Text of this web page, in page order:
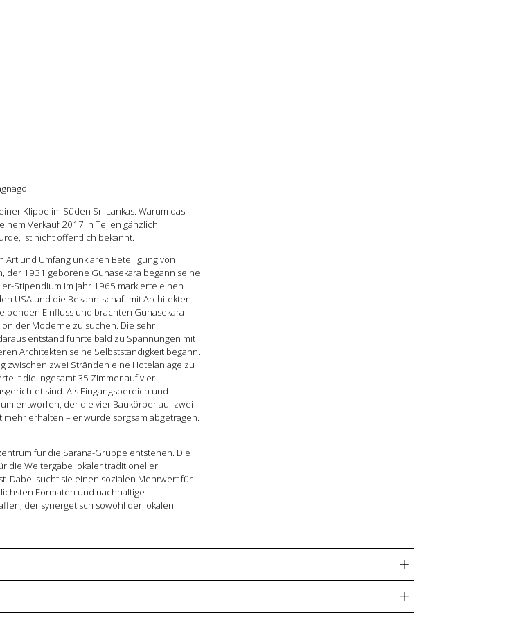
Klippe im Süden Sri Lankas. Warum das
Verkauf 2017 in Teilen gänzlich
ist nicht öffentlich bekannt.
Art und Umfang unklaren Beteiligung von
der 1931 geborene Gunasekara begann seine
Stipendium im Jahr 1965 markierte einen
USA und die Bekanntschaft mit Architekten
Einfluss und brachten Gunasekara
der Moderne zu suchen. Die sehr
entstand führte bald zu Spannungen mit
Architekten seine Selbstständigkeit begann.
zwischen zwei Stränden eine Hotelanlage zu
die ingesamt 35 Zimmer auf vier
sind. Als Eingangsbereich und
entworfen, der die vier Baukörper auf zwei
erhalten – er wurde sorgsam abgetragen.
für die Sarana-Gruppe entstehen. Die
die Weitergabe lokaler traditioneller
Dabei sucht sie einen sozialen Mehrwert für
Formaten und nachhaltige
der synergetisch sowohl der lokalen